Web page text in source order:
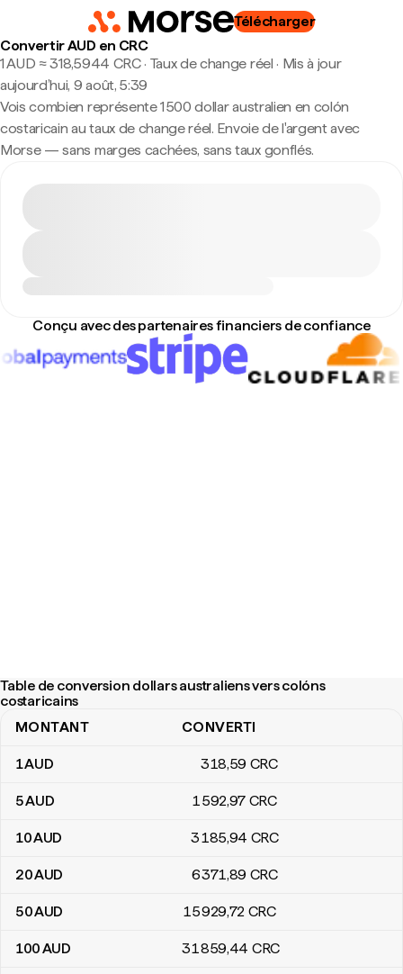
Télécharger
Convertir AUD en CRC
1 AUD ≈ 318,5944 CRC · Taux de change réel · Mis à jour
aujourd’hui, 9 août, 5:39
Vois combien représente 1 500 dollar australien en colón
costaricain au taux de change réel. Envoie de l'argent avec
Morse — sans marges cachées, sans taux gonflés.
Conçu avec des partenaires financiers de confiance
Table de conversion dollars australiens vers colóns
costaricains
Table de conversion dollars australiens vers colóns costaricains
MONTANT CONVERTI
1AUD 318,59 CRC
5AUD 1 592,97 CRC
10AUD 3 185,94 CRC
20AUD 6 371,89 CRC
50AUD 15 929,72 CRC
100AUD 31 859,44 CRC